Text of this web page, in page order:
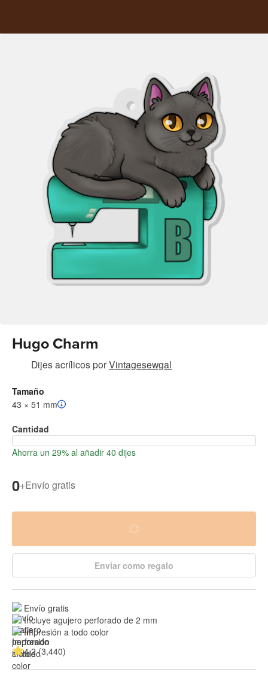
Hugo Charm
Dijes acrílicosporVintagesewgal
Tamaño
43 × 51 mm
Cantidad
Ahorra un 29% al añadir 40 dijes
0+Envío gratis
Enviar como regalo
Envío gratis
Incluye agujero perforado de 2 mm
Impresión a todo color
4.2 (3,440)